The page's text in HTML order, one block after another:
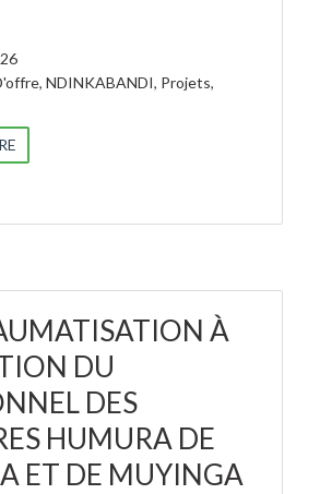
, NDINKABANDI, Projets,
À
DU
DES
HUMURA DE
ET DE MUYINGA